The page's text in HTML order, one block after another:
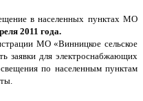
в населенных пунктах МО
2011 года.
МО «Винницкое сельское
заявки для электроснабжающих
по населенным пунктам